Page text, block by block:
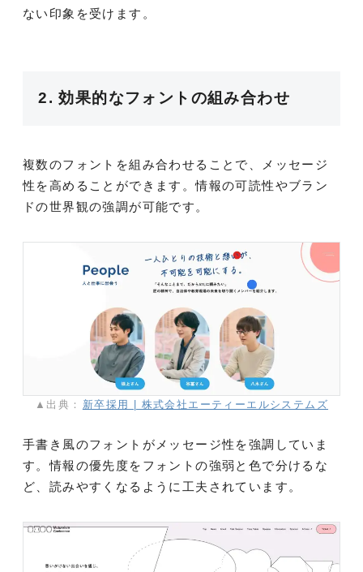
ない印象を受けます。
2. 効果的なフォントの組み合わせ
複数のフォントを組み合わせることで、メッセージ
性を高めることができます。情報の可読性やブラン
ドの世界観の強調が可能です。
▲出典： 新卒採用 | 株式会社エーティーエルシステムズ
手書き風のフォントがメッセージ性を強調していま
す。情報の優先度をフォントの強弱と色で分けるな
ど、読みやすくなるように工夫されています。